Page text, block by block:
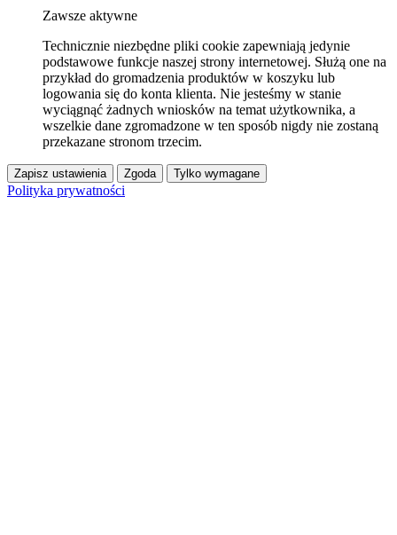
Zawsze aktywne
Technicznie niezbędne pliki cookie zapewniają jedynie
podstawowe funkcje naszej strony internetowej. Służą one na
przykład do gromadzenia produktów w koszyku lub
logowania się do konta klienta. Nie jesteśmy w stanie
wyciągnąć żadnych wniosków na temat użytkownika, a
wszelkie dane zgromadzone w ten sposób nigdy nie zostaną
przekazane stronom trzecim.
Zapisz ustawienia Zgoda Tylko wymagane
Polityka prywatności